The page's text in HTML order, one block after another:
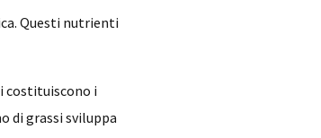
Questi nutrienti
costituiscono i
di grassi sviluppa